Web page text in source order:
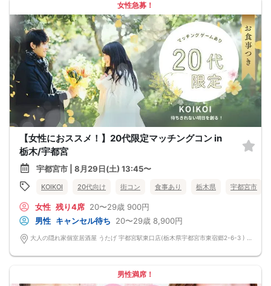
女性急募！
【女性におススメ！】20代限定マッチングコン in
栃木/宇都宮
宇都宮市 | 8月29日(土) 13:45〜
KOIKOI 20代向け 街コン 食事あり 栃木県 宇都宮市
女性 残り4席 20〜29歳 900円
男性 キャンセル待ち 20〜29歳 8,900円
男性満席！